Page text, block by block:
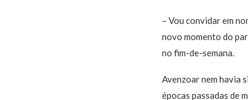
– Vou convidar em
novo momento do
no fim-de-semana.
Avenzoar nem havia
épocas passadas de